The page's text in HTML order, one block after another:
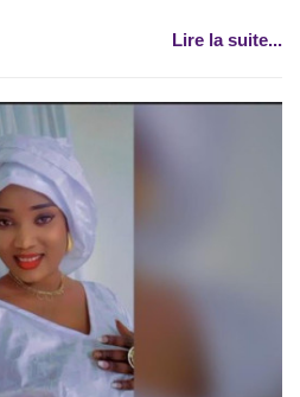
Lire la suite...